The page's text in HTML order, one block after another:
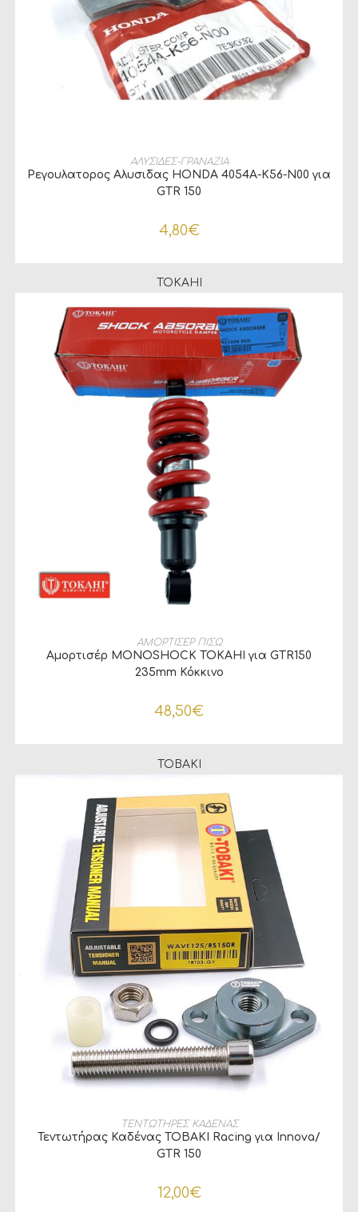
ΔΙΑΒΆΣΤΕ ΠΕΡΙΣΣΌΤΕΡΑ
ΑΛΥΣΙΔΕΣ-ΓΡΑΝΑΖΙΑ
Ρεγουλατορος Αλυσιδας HONDA 4054A-K56-N00 για
GTR 150
4,80€
TOKAHI
ΠΡΟΣΘΉΚΗ ΣΤΟ ΚΑΛΆΘΙ
ΑΜΟΡΤΙΣΕΡ ΠΙΣΩ
Αμορτισέρ MONOSHOCK TOKAHI για GTR150
235mm Κόκκινο
48,50€
TOBAKI
ΠΡΟΣΘΉΚΗ ΣΤΟ ΚΑΛΆΘΙ
ΤΕΝΤΩΤΗΡΕΣ ΚΑΔΕΝΑΣ
Τεντωτήρας Καδένας TOBAKI Racing για Innova/
GTR 150
12,00€